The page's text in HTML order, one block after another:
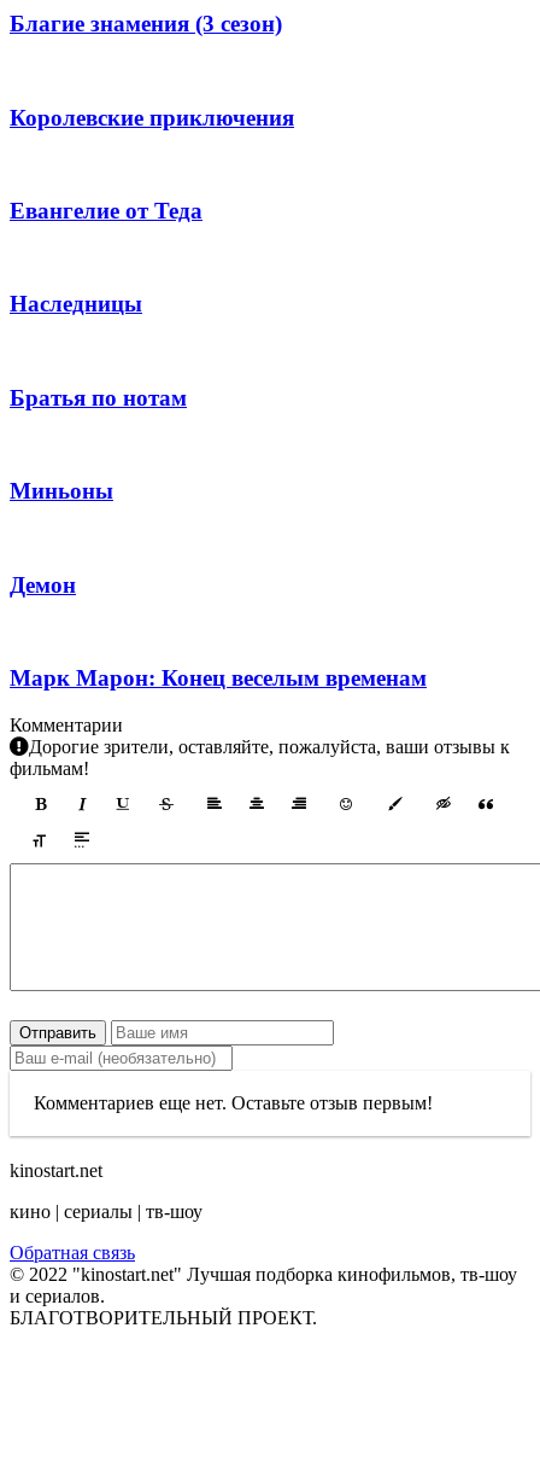
Благие знамения (3 сезон)
Королевские приключения
Евангелие от Теда
Наследницы
Братья по нотам
Миньоны
Демон
Марк Марон: Конец веселым временам
Комментарии
Дорогие зрители, оставляйте, пожалуйста, ваши отзывы к
фильмам!
Отправить
Комментариев еще нет. Оставьте отзыв первым!
kinostart.net
кино | сериалы | тв-шоу
Обратная связь
© 2022 "kinostart.net" Лучшая подборка кинофильмов, тв-шоу
и сериалов.
БЛАГОТВОРИТЕЛЬНЫЙ ПРОЕКТ.